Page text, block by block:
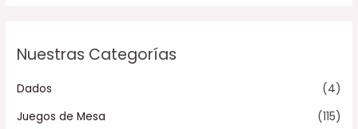
Nuestras Categorías
Dados
(4)
Juegos de Mesa
(115)